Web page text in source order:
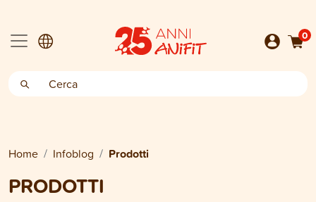
0
Home Infoblog Prodotti
PRODOTTI